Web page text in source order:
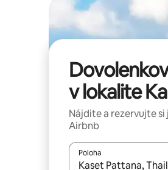
v lokalite
Nájdite a rezervujte
Airbnb
Poloha
Keď budú výsledky k